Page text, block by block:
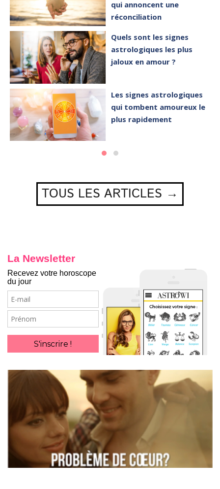
qui annoncent une
réconciliation
Quels sont les signes
astrologiques les plus
jaloux en amour ?
Les signes astrologiques
qui tombent amoureux le
plus rapidement
TOUS LES ARTICLES →
La Newsletter
Recevez votre horoscope
du jour
E-
mail
Prénom
S'inscrire !